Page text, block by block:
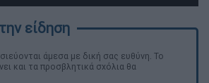
άμεσα με δική σας ευθύνη. Το
και τα προσβλητικά σχόλια θα